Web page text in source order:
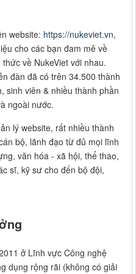
website: https://nukeviet.vn,
cho các bạn đam mê về
về NukeViet với nhau.
đàn đã có trên 34.500 thành
sinh viên & nhiều thành phần
ngoài nước.
lý website, rất nhiều thành
bộ, lãnh đạo từ đủ mọi lĩnh
văn hóa - xã hội, thể thao,
sĩ, kỹ sư cho đến bộ đội,
ở Lĩnh vực Công nghệ
dụng rộng rãi (không có giải